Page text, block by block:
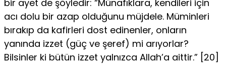
bir ayet de şöyledir: “Münafıklara, kendileri için
acı dolu bir azap olduğunu müjdele. Müminleri
bırakıp da kafirleri dost edinenler, onların
yanında izzet (güç ve şeref) mi arıyorlar?
Bilsinler ki bütün izzet yalnızca Allah’a aittir.” [20]